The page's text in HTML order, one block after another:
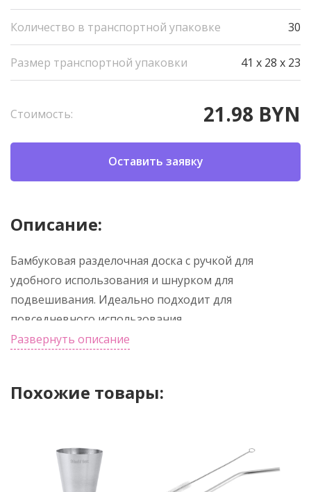
Количество в транспортной упаковке 30
Размер транспортной упаковки 41 x 28 x 23
Стоимость: 21.98 BYN
Оставить заявку
Описание:
Бамбуковая разделочная доска с ручкой для
удобного использования и шнурком для
подвешивания. Идеально подходит для
повседневного использования.
Развернуть описание
Похожие товары: